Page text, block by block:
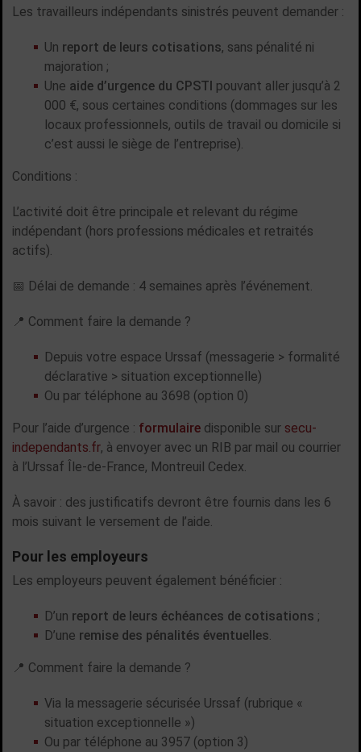
Les travailleurs indépendants sinistrés peuvent demander :
Un report de leurs cotisations, sans pénalité ni
majoration ;
Une aide d’urgence du CPSTI pouvant aller jusqu’à 2
000 €, sous certaines conditions (dommages sur les
locaux professionnels, outils de travail ou domicile si
c’est aussi le siège de l’entreprise).
Conditions :
L’activité doit être principale et relevant du régime
indépendant (hors professions médicales et retraités
actifs).
📅 Délai de demande : 4 semaines après l’événement.
📍 Comment faire la demande ?
Depuis votre espace Urssaf (messagerie > formalité
déclarative > situation exceptionnelle)
Ou par téléphone au 3698 (option 0)
Pour l’aide d’urgence : formulaire disponible sur secu-
independants.fr, à envoyer avec un RIB par mail ou courrier
à l’Urssaf Île-de-France, Montreuil Cedex.
À savoir : des justificatifs devront être fournis dans les 6
mois suivant le versement de l’aide.
Pour les employeurs
Les employeurs peuvent également bénéficier :
D’un report de leurs échéances de cotisations ;
D’une remise des pénalités éventuelles.
📍 Comment faire la demande ?
Via la messagerie sécurisée Urssaf (rubrique «
situation exceptionnelle »)
Ou par téléphone au 3957 (option 3)